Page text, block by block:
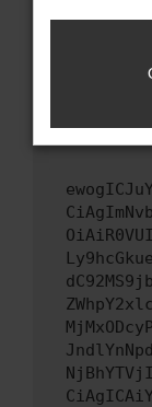
Wende
Wenn
hast,
uns